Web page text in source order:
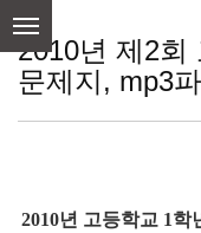
content
2010년 제2회
문제지, mp3
2010년 고등학교 1학